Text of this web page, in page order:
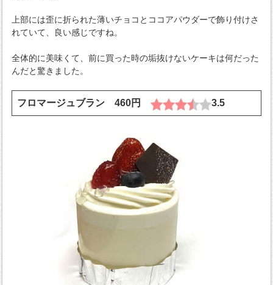
上部には歪に折られた薄いチョコとココアパウダーで飾り付けさ
れていて、良い感じですね。
全体的に美味くて、前に買った時の垢抜けないケーキは何だった
んだと驚きました。
フロマージュブラン 460円 3.5